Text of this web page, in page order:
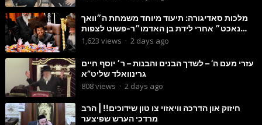
מלכות סאדיגורה: תיעוד מיוחד משמחת ה״וואך
נאכט״ אחרי לידת בן האדמו״ר-פשוט לצפות
ולהנות
1,623 views · 2 days ago
עזרי מעם ה’ – לשדך הבנים והבנות – ר׳ יוסף חיים
גרינוואלד שליט”א
808views · 2 days ago
חיזוק און הדרכה וויאזוי צו טון שידוכים!! | הרב
מרדכי הערש שפיצער